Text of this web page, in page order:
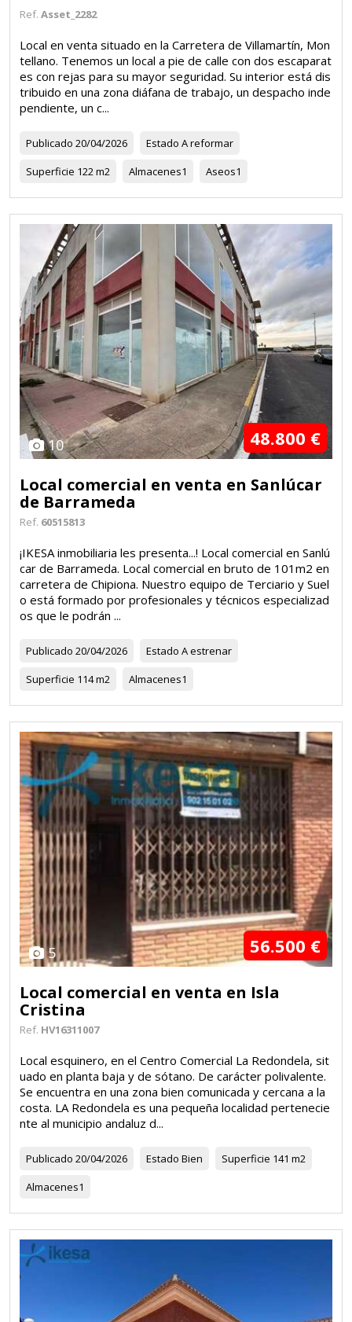
Ref. Asset_2282
Local en venta situado en la Carretera de Villamartín, Mon
tellano. Tenemos un local a pie de calle con dos escaparat
es con rejas para su mayor seguridad. Su interior está dis
tribuido en una zona diáfana de trabajo, un despacho inde
pendiente, un c...
Publicado 20/04/2026 Estado A reformar
Superficie 122 m2 Almacenes1 Aseos1
10 48.800 €
Local comercial en venta en Sanlúcar
de Barrameda
Ref. 60515813
¡IKESA inmobiliaria les presenta...! Local comercial en Sanlú
car de Barrameda. Local comercial en bruto de 101m2 en
carretera de Chipiona. Nuestro equipo de Terciario y Suel
o está formado por profesionales y técnicos especializad
os que le podrán ...
Publicado 20/04/2026 Estado A estrenar
Superficie 114 m2 Almacenes1
5 56.500 €
Local comercial en venta en Isla
Cristina
Ref. HV16311007
Local esquinero, en el Centro Comercial La Redondela, sit
uado en planta baja y de sótano. De carácter polivalente.
Se encuentra en una zona bien comunicada y cercana a la
costa. LA Redondela es una pequeña localidad pertenecie
nte al municipio andaluz d...
Publicado 20/04/2026 Estado Bien Superficie 141 m2
Almacenes1